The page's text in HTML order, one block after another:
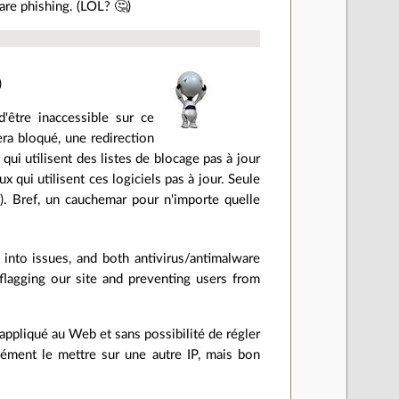
phishing. (LOL? 🤔)
inaccessible sur ce
bloqué, une redirection
utilisent des listes de blocage pas à jour
qui utilisent ces logiciels pas à jour. Seule
un cauchemar pour n'importe quelle
issues, and both antivirus/antimalware
our site and preventing users from
au Web et sans possibilité de régler
le mettre sur une autre IP, mais bon